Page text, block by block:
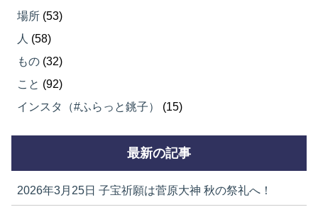
場所 (53)
人 (58)
もの (32)
こと (92)
インスタ（#ふらっと銚子）
(15)
最新の記事
2026年3月25日 子宝祈願は菅原大神 秋の祭礼へ！